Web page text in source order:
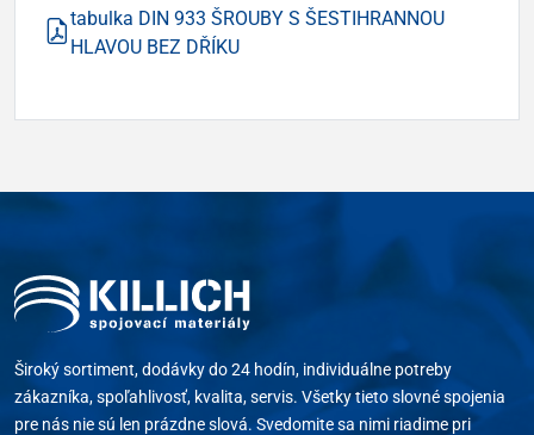
tabulka DIN 933 ŠROUBY S ŠESTIHRANNOU
HLAVOU BEZ DŘÍKU
Široký sortiment, dodávky do 24 hodín, individuálne potreby
zákazníka, spoľahlivosť, kvalita, servis. Všetky tieto slovné spojenia
pre nás nie sú len prázdne slová. Svedomite sa nimi riadime pri